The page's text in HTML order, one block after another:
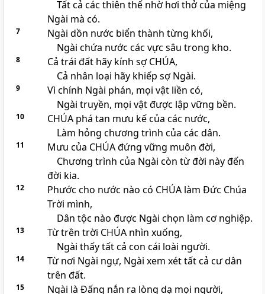
Tất cả các thiên thể nhờ hơi thở của miệng
Ngài mà có.
7
Ngài dồn nước biển thành từng khối,
Ngài chứa nước các vực sâu trong kho.
8 Cả trái đất hãy kính sợCHÚA,
Cả nhân loại hãy khiếp sợ Ngài.
9
Vì chính Ngài phán, mọi vật liền có,
Ngài truyền, mọi vật được lập vững bền.
10 CHÚAphá tan mưu kế của các nước,
Làm hỏng chương trình của các dân.
11 Mưu của CHÚAđứng vững muôn đời,
Chương trình của Ngài còn từ đời này đến
đời kia.
12 Phước cho nước nào có CHÚAlàm Đức Chúa
Trời mình,
Dân tộc nào được Ngài chọn làm cơ nghiệp.
13 Từ trên trời CHÚAnhìn xuống,
Ngài thấy tất cả con cái loài người.
14
Từ nơi Ngài ngự, Ngài xem xét tất cả cư dân
trên đất.
15
Ngài là Đấng nắn ra lòng dạ mọi người,